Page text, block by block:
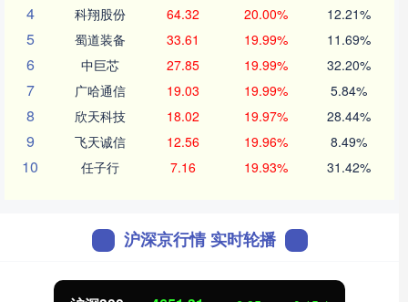
4 科翔股份 64.32 20.00% 12.21%
5 蜀道装备 33.61 19.99% 11.69%
6 中巨芯 27.85 19.99% 32.20%
7 广哈通信 19.03 19.99% 5.84%
8 欣天科技 18.02 19.97% 28.44%
9 飞天诚信 12.56 19.96% 8.49%
10 任子行 7.16 19.93% 31.42%
沪深京行情 实时轮播